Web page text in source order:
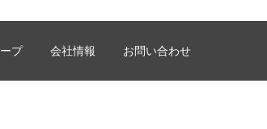
プ 会社情報 お問い合わせ